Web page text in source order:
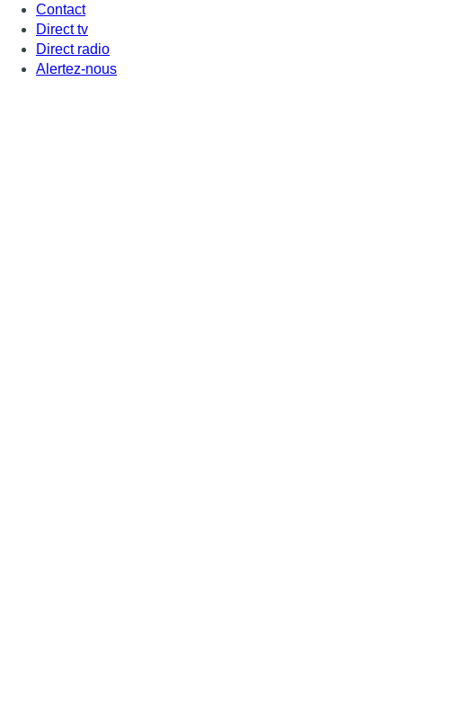
Contact
Direct tv
Direct radio
Alertez-nous